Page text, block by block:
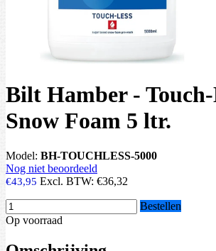
Bilt Hamber - Touch-
Snow Foam 5 ltr.
Model: BH-TOUCHLESS-5000
Nog niet beoordeeld
€43,95 Excl. BTW: €36,32
Bestellen
Op voorraad